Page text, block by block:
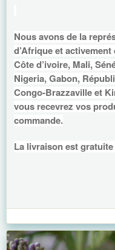
Nous avons de la
d’Afrique et
Côte d’ivoire, Mali,
Nigeria, Gabon,
Congo-Brazzaville et
vous recevrez vos
commande.
La livraison est